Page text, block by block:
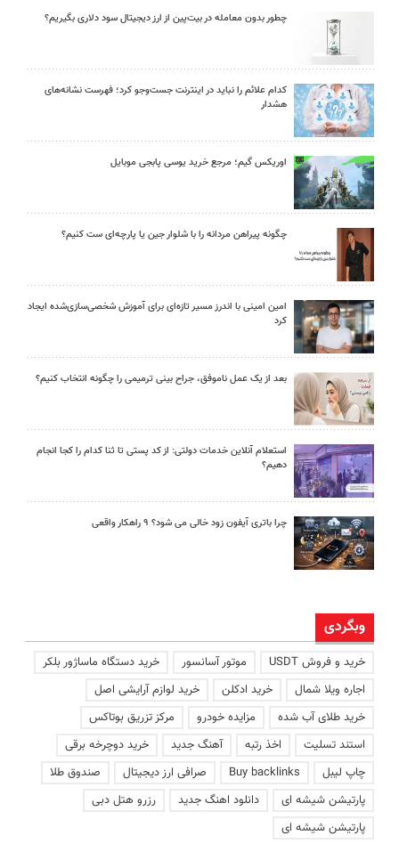
چطور بدون معامله در بیت‌پین از ارز دیجیتال سود دلاری بگیریم؟
کدام علائم را نباید در اینترنت جست‌وجو کرد؛ فهرست نشانه‌های
هشدار
اوریکس گیم؛ مرجع خرید یوسی پابجی موبایل
چگونه پیراهن مردانه را با شلوار جین یا پارچه‌ای ست کنیم؟
امین امینی با اندرز مسیر تازه‌ای برای آموزش شخصی‌سازی‌شده ایجاد
کرد
بعد از یک عمل ناموفق، جراح بینی ترمیمی را چگونه انتخاب کنیم؟
استعلام آنلاین خدمات دولتی: از کد پستی تا ثنا کدام را کجا انجام
دهیم؟
چرا باتری آیفون زود خالی می شود؟ ۹ راهکار واقعی
وبگردی
خرید و فروش USDT موتور آسانسور
خرید دستگاه ماساژور بلکر
اجاره ویلا شمال
خرید ادکلن
خرید لوازم آرایشی اصل
خرید طلای آب شده
مزایده خودرو
مرکز تزریق بوتاکس
استند تسلیت
اخذ رتبه آهنگ جدید
خرید دوچرخه برقی
چاپ لیبل
Buy backlinks صرافی ارز دیجیتال
صندوق طلا
پارتیشن شیشه ای
دانلود اهنگ جدید
رزرو هتل دبی
پارتیشن شیشه ای